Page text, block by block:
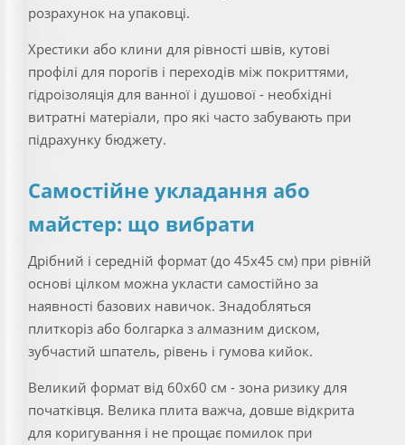
розрахунок на упаковці.
Хрестики або клини для рівності швів, кутові
профілі для порогів і переходів між покриттями,
гідроізоляція для ванної і душової - необхідні
витратні матеріали, про які часто забувають при
підрахунку бюджету.
Самостійне укладання або
майстер: що вибрати
Дрібний і середній формат (до 45х45 см) при рівній
основі цілком можна укласти самостійно за
наявності базових навичок. Знадобляться
плиткоріз або болгарка з алмазним диском,
зубчастий шпатель, рівень і гумова кийок.
Великий формат від 60х60 см - зона ризику для
початківця. Велика плита важча, довше відкрита
для коригування і не прощає помилок при